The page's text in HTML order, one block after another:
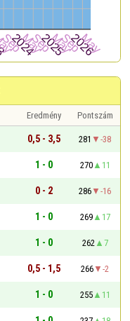
Eredmény
Pontszám
0,5 - 3,5 281
-38
1 - 0 270
11
0 - 2 286
-16
1 - 0 269
17
1 - 0 262
7
0,5 - 1,5 266
-2
1 - 0 255
11